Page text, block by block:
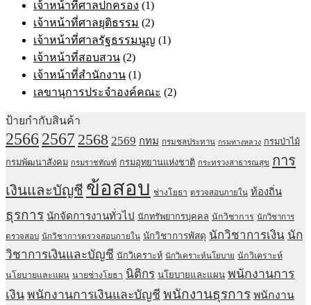
เจ้าหน้าที่ศาลปกครอง (1)
เจ้าหน้าที่ศาลยุติธรรม (2)
เจ้าหน้าที่ศาลรัฐธรรมนูญ (1)
เจ้าหน้าที่สอบสวน (2)
เจ้าหน้าที่สำนักงาน (1)
เลขานุการประจำองค์คณะ (2)
ป้ายกำกับสินค้า
25662567 2568 2569 กทม กรมชลประทาน กรมทางหลวง กรมป่าไม้
กรมพัฒนาสังคม กรมราชทัณฑ์ กรมอุทยานแห่งชาติ กระทรวงสาธารณสุข การ
เงินและบัญชี ข้อสอบ ช่างโยธา ตรวจสอบภายใน ท้องถิ่น
ธุรการ นักจัดการงานทั่วไป นักทรัพยากรบุคคล นักวิชาการ นักวิชาการ
ตรวจสอบ นักวิชาการตรวจสอบภายใน นักวิชาการพัสดุ นักวิชาการเงิน นัก
วิชาการเงินและบัญชี นักวิเคราะห์ นักวิเคราะห์นโยบาย นักวิเคราะห์
นโยบายและแผน นายช่างโยธา นิติกร นโยบายและแผน พนักงานการ
เงิน พนักงานการเงินและบัญชี พนักงานธุรการ พนักงาน